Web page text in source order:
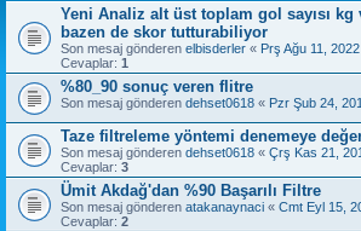
Yeni Analiz alt üst toplam gol sayısı kg
bazen de skor tutturabiliyor
Son mesaj gönderen elbisderler « Prş Ağu 11,
Cevaplar: 1
%80_90 sonuç veren flitre
Son mesaj gönderen dehset0618 « Pzr Şub 24,
Taze filtreleme yöntemi denemeye
Son mesaj gönderen dehset0618 « Çrş Kas 21,
Cevaplar: 3
Ümit Akdağ'dan %90 Başarılı Filtre
Son mesaj gönderen atakanaynaci « Cmt Eyl 15,
Cevaplar: 2